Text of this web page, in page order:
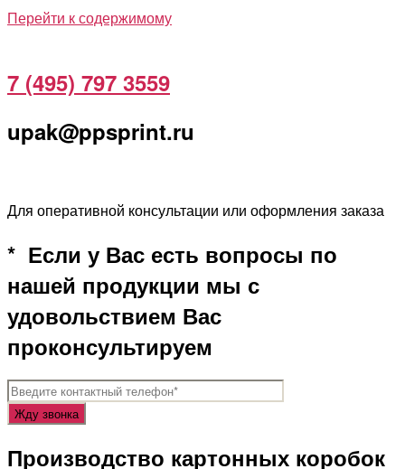
Перейти к содержимому
7 (495) 797 3559
upak@ppsprint.ru
Для оперативной консультации или оформления заказа
* Если у Вас есть вопросы по
нашей продукции мы с
удовольствием Вас
проконсультируем
Производство картонных коробок